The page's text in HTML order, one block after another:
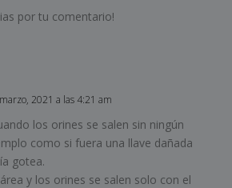
por tu comentario!
2021 a las 4:21 am
los orines se salen sin ningún
como si fuera una llave dañada
gotea.
y los orines se salen solo con el